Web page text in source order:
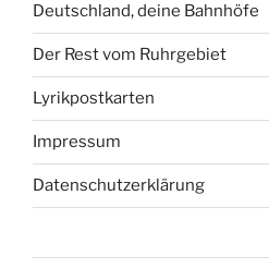
Deutschland, deine Bahnhöfe
Der Rest vom Ruhrgebiet
Lyrikpostkarten
Impressum
Datenschutzerklärung